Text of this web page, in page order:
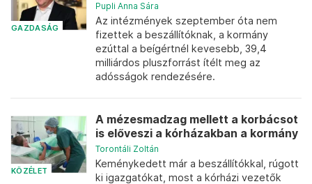
GAZDASÁG
Pupli Anna Sára
Az intézmények szeptember óta nem
fizettek a beszállítóknak, a kormány
ezúttal a beígértnél kevesebb, 39,4
milliárdos pluszforrást ítélt meg az
adósságok rendezésére.
KÖZÉLET
A mézesmadzag mellett a korbácsot
is előveszi a kórházakban a kormány
Torontáli Zoltán
Keménykedett már a beszállítókkal, rúgott
ki igazgatókat, most a kórházi vezetők